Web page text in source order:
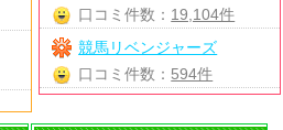
口コミ件数： 19,104件
競馬リベンジャーズ
口コミ件数： 594件